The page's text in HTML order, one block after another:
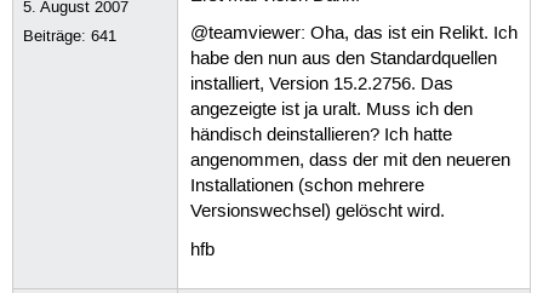
78
79
80
82
83
84
85
86
87
88
5. August 2007
Beiträge:641
@teamviewer: Oha, das ist ein Relikt. Ich
habe den nun aus den Standardquellen
installiert, Version 15.2.2756. Das
angezeigte ist ja uralt. Muss ich den
händisch deinstallieren? Ich hatte
angenommen, dass der mit den neueren
Installationen (schon mehrere
Versionswechsel) gelöscht wird.
hfb